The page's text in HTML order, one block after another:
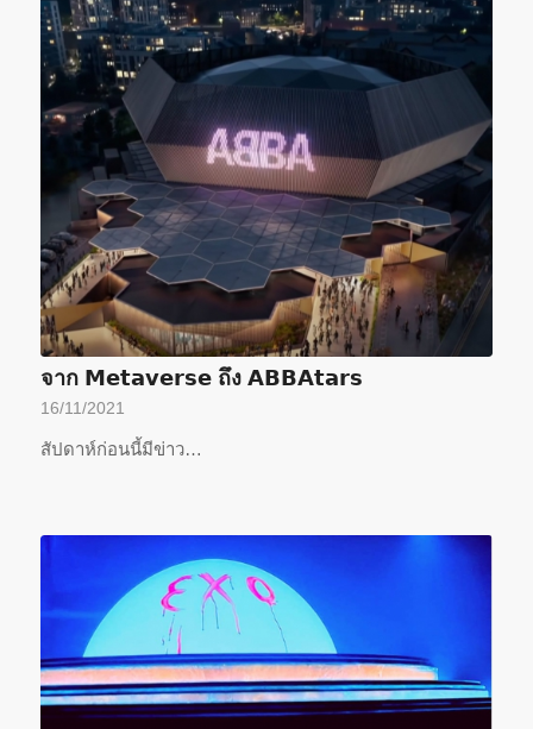
จาก 𝗠𝗲𝘁𝗮𝘃𝗲𝗿𝘀𝗲 ถึง 𝗔𝗕𝗕𝗔𝘁𝗮𝗿𝘀
16/11/2021
สัปดาห์ก่อนนี้มีข่าว…